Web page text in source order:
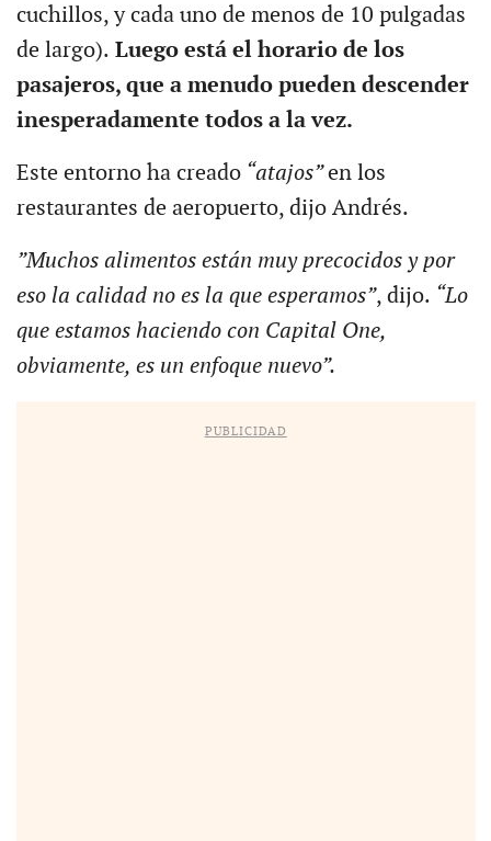
cuchillos, y cada uno de menos de 10 pulgadas
de largo). Luego está el horario de los
pasajeros, que a menudo pueden descender
inesperadamente todos a la vez.
Este entorno ha creado“atajos”en los
restaurantes de aeropuerto, dijo Andrés.
”Muchos alimentos están muy precocidos y por
eso la calidad no es la que esperamos”, dijo. “Lo
que estamos haciendo con Capital One,
obviamente, es un enfoque nuevo”.
PUBLICIDAD